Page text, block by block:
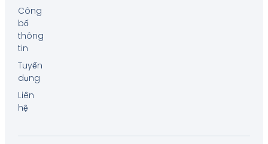
Công
bố
thông
tin
Tuyển
dụng
Liên
hệ